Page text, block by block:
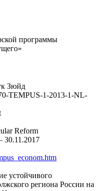
программы
Зюйд
TEMPUS-1-2013-1-NL-
Reform
30.11.2017
устойчивого
региона России на